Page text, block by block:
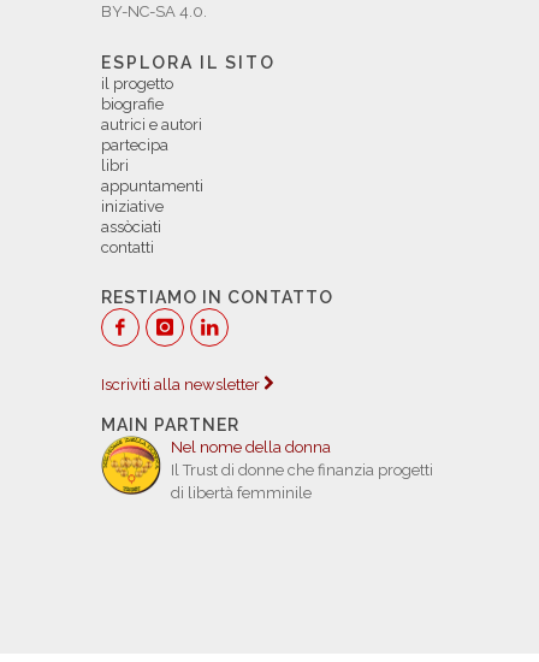
BY-NC-SA 4.0.
ESPLORA IL SITO
il progetto
biografie
autrici e autori
partecipa
libri
appuntamenti
iniziative
assòciati
contatti
RESTIAMO IN CONTATTO
Iscriviti alla newsletter
MAIN PARTNER
Nel nome della donna
Il Trust di donne che finanzia progetti
di libertà femminile